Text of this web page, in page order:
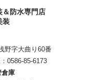
＆防水専門店
装
野字大曲り60番
0586-85-6173
庫